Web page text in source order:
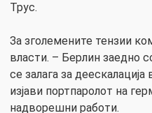
Трус.
За зголемените тензии
власти. – Берлин заедно
се залага за
изјави портпаролот на
надворешни работи.